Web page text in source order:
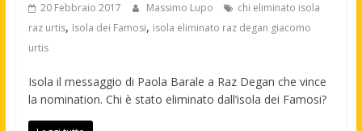
20 Febbraio 2017 Massimo Lupo
chi eliminato isola
raz urtis, Isola dei Famosi, isola eliminato raz degan giacomo
urtis
Isola il messaggio di Paola Barale a Raz Degan che vince
la nomination. Chi è stato eliminato dall’isola dei Famosi?